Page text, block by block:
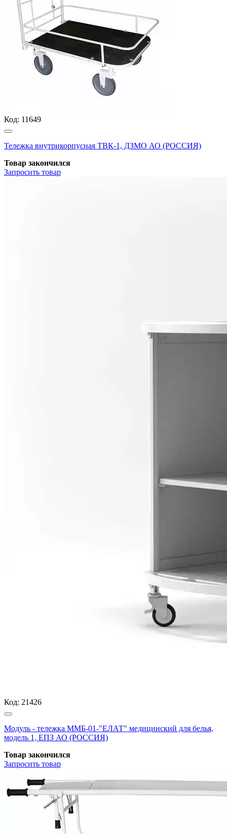
Код: 11649
Тележка внутрикорпусная ТВК-1, ДЗМО АО (РОССИЯ)
Товар закончился
Запросить товар
Код: 21426
Модуль - тележка ММБ-01-"ЕЛАТ" медицинский для белья,
модель 1, ЕПЗ АО (РОССИЯ)
Товар закончился
Запросить товар